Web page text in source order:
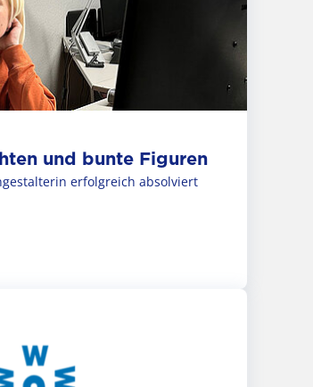
und bunte Figuren
erfolgreich absolviert